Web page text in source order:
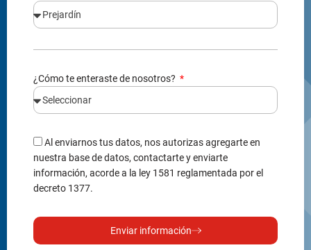
¿Cómo te enteraste de nosotros?
Al enviarnos tus datos, nos autorizas agregarte en
nuestra base de datos, contactarte y enviarte
información, acorde a la ley 1581 reglamentada por el
decreto 1377.
Enviar información